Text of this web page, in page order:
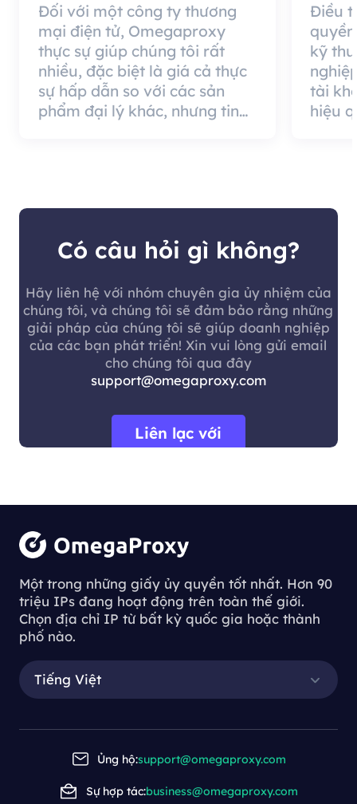
Đối với một công ty thương
mại điện tử, Omegaproxy
thực sự giúp chúng tôi rất
nhiều, đặc biệt là giá cả thực
sự hấp dẫn so với các sản
phẩm đại lý khác, nhưng tin
Điều
kỹ
tài
hiệu
Có câu hỏi gì không?
Hãy liên hệ với nhóm chuyên gia ủy nhiệm của
chúng tôi, và chúng tôi sẽ đảm bảo rằng những
giải pháp của chúng tôi sẽ giúp doanh nghiệp
của các bạn phát triển! Xin vui lòng gửi email
cho chúng tôi qua đây
support@omegaproxy.com
Liên lạc với
Một trong những giấy ủy quyền tốt nhất. Hơn 90
triệu IPs đang hoạt động trên toàn thế giới.
Chọn địa chỉ IP từ bất kỳ quốc gia hoặc thành
phố nào.
Tiếng Việt
Ủng hộ:support@omegaproxy.com
Sự hợp tác:business@omegaproxy.com